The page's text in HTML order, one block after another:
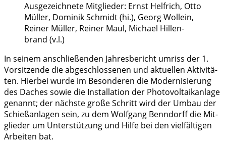
Aus­ge­zeich­ne­te Mit­glie­der: Ernst Helf­rich, Otto
Mül­ler, Domi­nik Schmidt (hi.), Georg Woll­ein,
Rei­ner Mül­ler, Rei­ner Maul, Micha­el Hil­len­
brand (v.l.)
In sei­nem anschlie­ßen­den Jah­res­be­richt umriss der 1.
Vor­sit­zen­de die abge­schlos­se­nen und aktu­el­len Akti­vi­tä­
ten. Hier­bei wur­de im Beson­de­ren die Moder­ni­sie­rung
des Daches sowie die Instal­la­ti­on der Pho­to­vol­ta­ik­an­la­ge
genannt; der nächs­te gro­ße Schritt wird der Umbau der
Schieß­an­la­gen sein, zu dem Wolf­gang Ben­n­dorff die Mit­
glie­der um Unter­stüt­zung und Hil­fe bei den viel­fäl­ti­gen
Arbei­ten bat.